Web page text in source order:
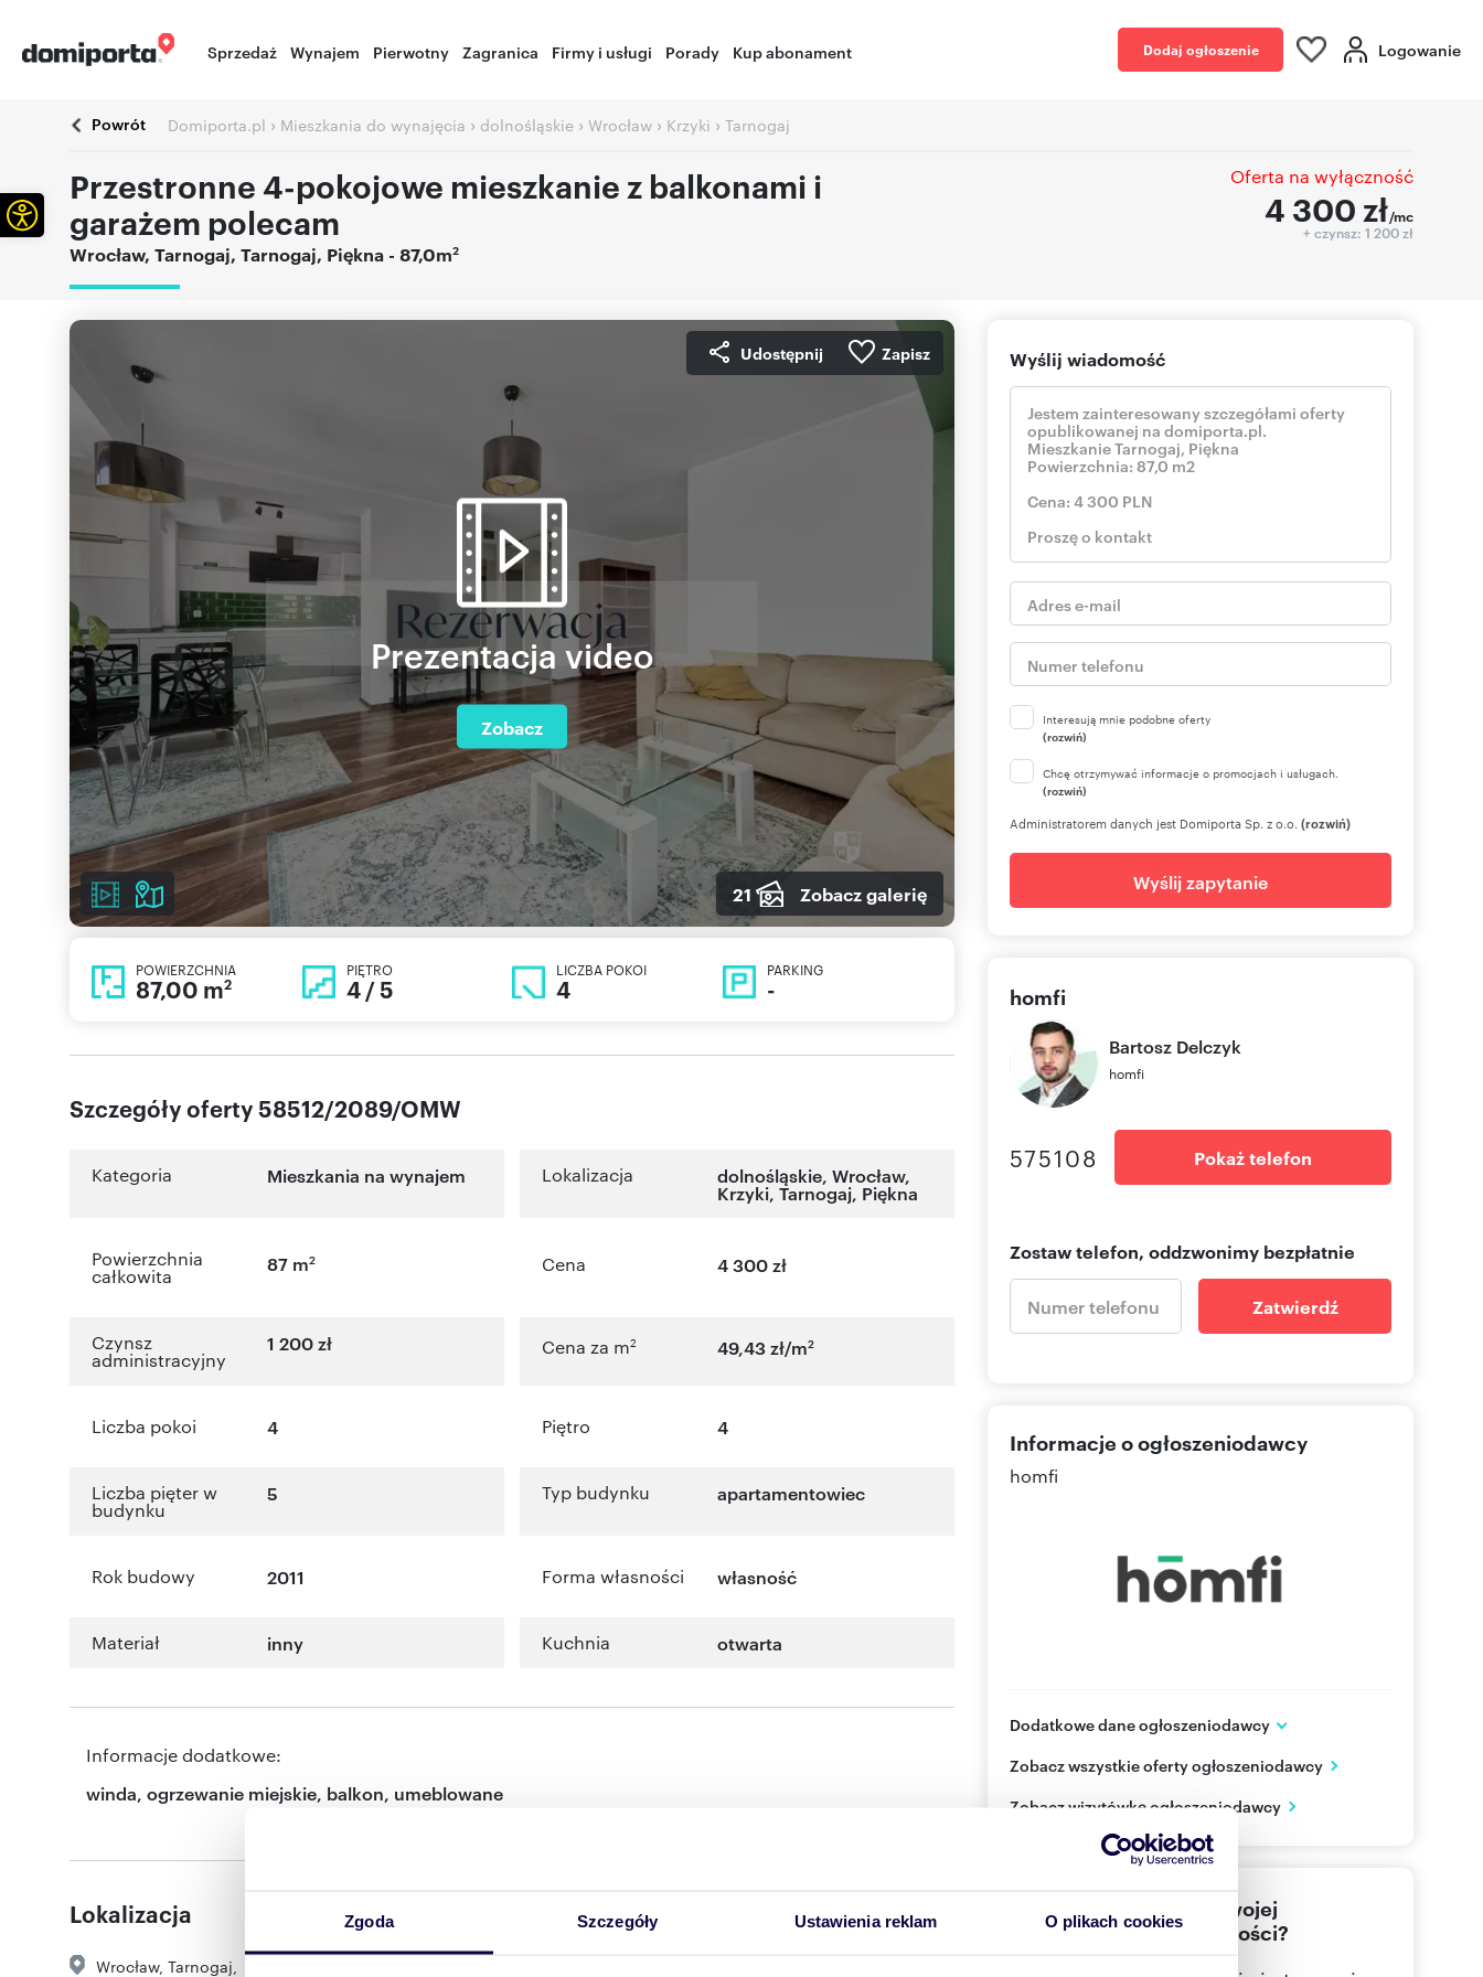
Zgoda Szczegóły Ustawienia reklam O plikach cookies
Sprzedaż Wynajem Pierwotny Zagranica Firmy i usługi Porady Kup abonament Dodaj ogłoszenie Logowanie
Powrót Domiporta.pl › Mieszkania do wynajęcia › dolnośląskie › Wrocław › Krzyki › Tarnogaj
Przestronne 4-pokojowe mieszkanie z balkonami i
garażem polecam
Wrocław, Tarnogaj, Tarnogaj, Piękna - 87,0m2
Oferta na wyłączność
4 300 zł/mc
+ czynsz: 1 200 zł
Udostępnij Zapisz
Prezentacja video
Zobacz
21 Zobacz galerię
POWIERZCHNIA
87,00 m2
PIĘTRO
4 / 5
LICZBA POKOI
4
PARKING
-
Szczegóły oferty 58512/2089/OMW
Kategoria Mieszkania na wynajem Lokalizacja dolnośląskie,Wrocław,
Krzyki,Tarnogaj, Piękna
Powierzchnia
całkowita
87 m2 Cena 4 300 zł
Czynsz
administracyjny
1 200 zł Cena za m2 49,43 zł/m2
Liczba pokoi 4 Piętro 4
Liczba pięter w
budynku
5 Typ budynku apartamentowiec
Rok budowy 2011 Forma własności własność
Materiał inny Kuchnia otwarta
Informacje dodatkowe:
winda, ogrzewanie miejskie, balkon, umeblowane
Lokalizacja
Wrocław, Tarnogaj,
Wyślij wiadomość
Interesują mnie podobne oferty
(rozwiń)
Chcę otrzymywać informacje o promocjach i usługach.
(rozwiń)
Administratorem danych jest Domiporta Sp. z o.o. (rozwiń)
Wyślij zapytanie
homfi
Bartosz Delczyk
homfi
575108 Pokaż telefon
Zostaw telefon, oddzwonimy bezpłatnie
Zatwierdź
Informacje o ogłoszeniodawcy
homfi
Dodatkowe dane ogłoszeniodawcy
Kraków
PL
48 123 Pokaż telefon
Zobacz wszystkie oferty ogłoszeniodawcy
Zobacz wizytówkę ogłoszeniodawcy
Nie znalazłeś jeszcze swojej
wymarzonej nieruchomości?
Otwórz pasek narzędzi